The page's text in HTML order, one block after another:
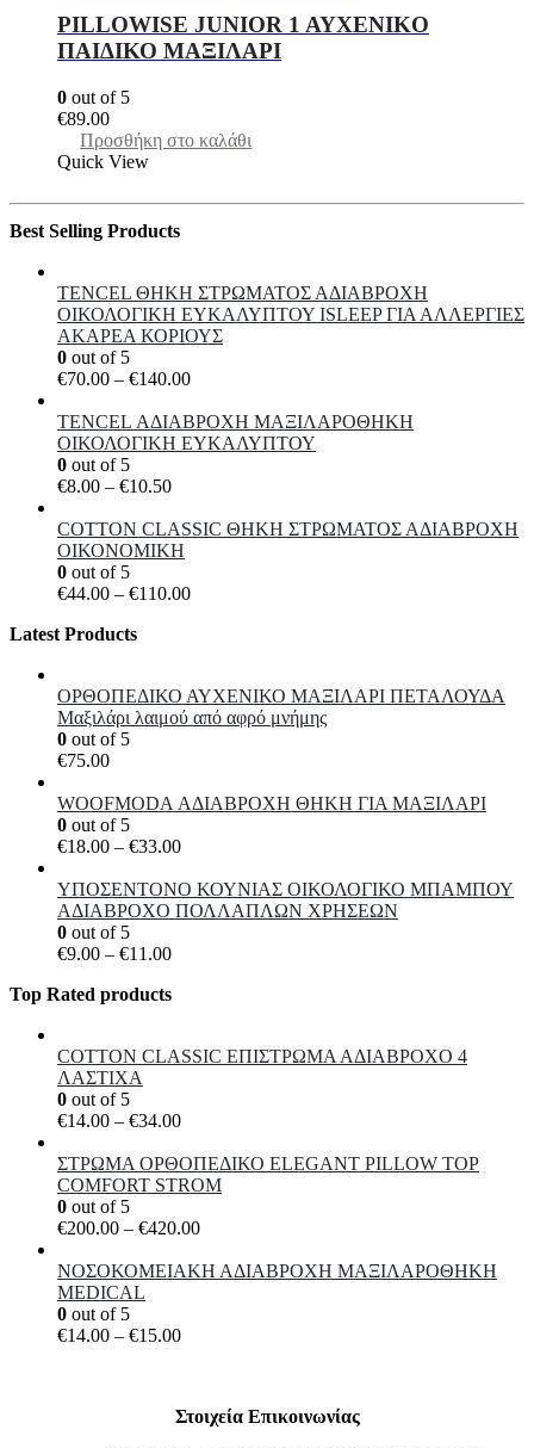
PILLOWISE JUNIOR 1 AYXENIKO
ΠΑΙΔΙΚΟ ΜΑΞΙΛΑΡΙ
0 out of 5
€89.00
Προσθήκη στο καλάθι
Quick View
Best Selling Products
TENCEL ΘΗΚΗ ΣΤΡΩΜΑΤΟΣ ΑΔΙΑΒΡΟΧΗ
ΟΙΚΟΛΟΓΙΚΗ ΕΥΚΑΛΥΠΤΟΥ ISLEEP ΓΙΑ ΑΛΛΕΡΓΙΕΣ
ΑΚΑΡΕΑ ΚΟΡΙΟΥΣ
0 out of 5
€70.00 – €140.00Price
€70.00
through
TENCEL ΑΔΙΑΒΡΟΧΗ ΜΑΞΙΛΑΡΟΘΗΚΗ
ΟΙΚΟΛΟΓΙΚΗ ΕΥΚΑΛΥΠΤΟΥ
0 out of 5
€8.00 – €10.50Price
€8.00
through
COTTON CLASSIC ΘΗKΗ ΣΤΡΩΜΑΤΟΣ ΑΔΙΑΒΡΟΧΗ
ΟΙΚΟΝΟΜΙΚΗ
0 out of 5
€44.00 – €110.00Price
Latest Products
ΟΡΘΟΠΕΔΙΚΟ ΑΥΧΕΝΙΚΟ ΜΑΞΙΛΑΡΙ ΠΕΤΑΛΟΥΔΑ
Μαξιλάρι λαιμού από αφρό μνήμης
0 out of 5
€75.00
WOOFMODA ΑΔΙΑΒΡΟΧΗ ΘΗΚΗ ΓΙΑ ΜΑΞΙΛΑΡΙ
0 out of 5
€18.00 – €33.00Price
€18.00
through
ΥΠΟΣΕΝΤΟΝΟ ΚΟΥΝΙΑΣ ΟΙΚΟΛΟΓΙΚΟ ΜΠΑΜΠΟΥ
ΑΔΙΑΒΡΟΧΟ ΠΟΛΛΑΠΛΩΝ ΧΡΗΣΕΩΝ
0 out of 5
€9.00 – €11.00Price
€9.00
Top Rated products
COTTON CLASSIC ΕΠΙΣΤΡΩΜΑ ΑΔΙΑΒΡΟΧΟ 4
ΛΑΣΤΙΧΑ
0 out of 5
€14.00 – €34.00Price
€14.00
through
ΣΤΡΩΜΑ ΟΡΘΟΠΕΔΙΚΟ ELEGANT PILLOW TOP
COMFORT STROM
0 out of 5
€200.00 – €420.00Price
€200.00
ΝΟΣΟΚΟΜΕΙΑΚΗ ΑΔΙΑΒΡΟΧΗ ΜΑΞΙΛΑΡΟΘΗΚΗ
MEDICAL
0 out of 5
€14.00 – €15.00Price
€15.00
Στοιχεία Επικοινωνίας